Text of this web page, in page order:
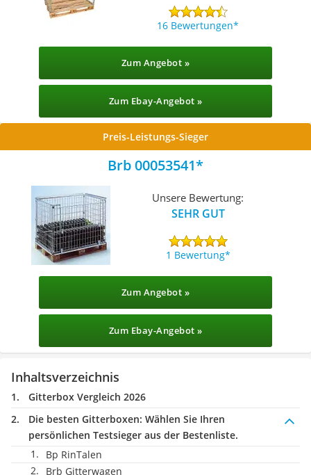
16 Bewertungen
Zum Angebot »
Zum Ebay-Angebot »
Preis-Leistungs-Sieger
Brb 00053541
Unsere Bewertung:
SEHR GUT
1 Bewertung
Zum Angebot »
Zum Ebay-Angebot »
Inhaltsverzeichnis
Gitterbox Vergleich 2026
Die besten Gitterboxen: Wählen Sie Ihren
persönlichen Testsieger aus der Bestenliste.
Bp RinTalen
Brb Gitterwagen